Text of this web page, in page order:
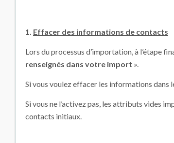
1. Effacer des informations de contacts
Lors du processus d’importation, à l’étape
renseignés dans votre import ».
Si vous voulez effacer les informations dans
Si vous ne l’activez pas, les attributs vides
contacts initiaux.